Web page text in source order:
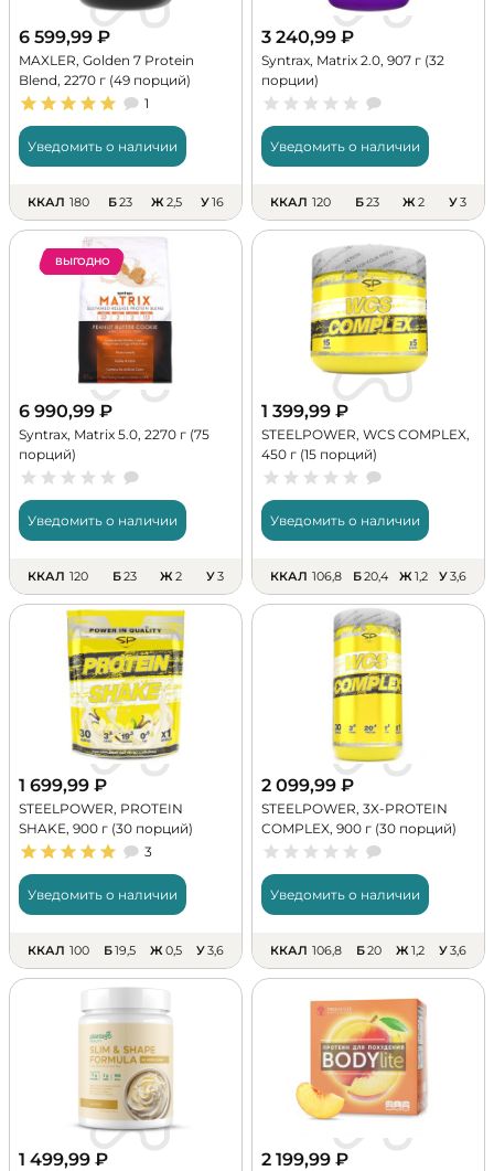
6 599,99 ₽
MAXLER, Golden 7 Protein
Blend, 2270 г (49 порций)
1
Уведомить о наличии
ККАЛ 180 Б23 Ж2,5 У16
3 240,99 ₽
Syntrax, Matrix 2.0, 907 г (32
порции)
Уведомить о наличии
ККАЛ 120 Б23 Ж2 У3
ВЫГОДНО
6 990,99 ₽
Syntrax, Matrix 5.0, 2270 г (75
порций)
Уведомить о наличии
ККАЛ 120 Б23 Ж2 У3
1 399,99 ₽
STEELPOWER, WCS COMPLEX,
450 г (15 порций)
Уведомить о наличии
ККАЛ 106,8 Б20,4 Ж1,2 У3,6
1 699,99 ₽
STEELPOWER, PROTEIN
SHAKE, 900 г (30 порций)
3
Уведомить о наличии
ККАЛ 100 Б19,5 Ж0,5 У3,6
2 099,99 ₽
STEELPOWER, 3X-PROTEIN
COMPLEX, 900 г (30 порций)
Уведомить о наличии
ККАЛ 106,8 Б20 Ж1,2 У3,6
1 499,99 ₽ 2 199,99 ₽